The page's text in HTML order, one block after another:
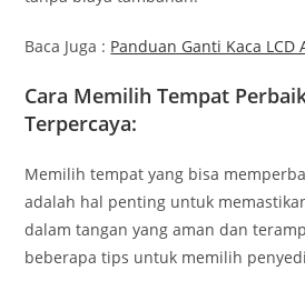
Baca Juga : Panduan Ganti Kaca LCD
Cara Memilih Tempat
Terpercaya:
Memilih tempat yang bisa
adalah hal penting untuk
dalam tangan yang aman dan
beberapa tips untuk memilih